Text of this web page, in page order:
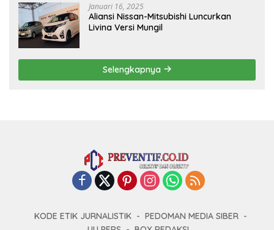
Januari 16, 2025
Aliansi Nissan-Mitsubishi Luncurkan
Livina Versi Mungil
Selengkapnya
KODE ETIK JURNALISTIK
PEDOMAN MEDIA SIBER